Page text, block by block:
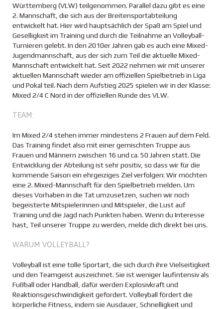
Württemberg (VLW) teilgenommen. Parallel dazu gibt es eine
2. Mannschaft, die sich aus der Breitensportabteilung
entwickelt hat. Hier wird hauptsächlich der Spaß am Spiel und
Geselligkeit im Training und durch die Teilnahme an Volleyball-
Turnieren gelebt. In den 2010er Jahren gab es auch eine Mixed-
Jugendmannschaft, aus der sich zum Teil die aktuelle Mixed-
Mannschaft entwickelt hat. Seit 2022 nehmen wir mit unserer
aktuellen Mannschaft wieder am offiziellen Spielbetrieb in Liga
und Pokal teil. Nach dem Aufstieg 2025 spielen wir in der Klasse:
Mixed 2/4 C Nord in der offiziellen Runde des VLW.
TEAM:
Im Mixed 2/4 stehen immer mindestens 2 Frauen auf dem Feld.
Das Training findet also mit einer gemischten Truppe aus
Frauen und Männern zwischen 16 und ca. 50 Jahren statt. Die
Entwicklung der Abteilung ist sehr positiv, so dass wir für die
kommende Saison ein ehrgeiziges Ziel verfolgen: Wir möchten
eine 2. Mixed-Mannschaft für den Spielbetrieb melden. Um
dieses Vorhaben in die Tat umzusetzen, suchen wir noch
begeisterte Mitspielerinnen und Mitspieler, die Lust auf
Training und die Jagd nach Punkten haben. Wenn du Interesse
hast, Teil unserer Truppe zu werden, melde dich direkt bei uns.
WARUM VOLLEYBALL?
Volleyball ist eine tolle Sportart, die sich durch ihre Vielseitigkeit
und den Teamgeist auszeichnet. Sie ist weniger laufintensiv als
Fußball oder Handball, dafür werden Explosivkraft und
Reaktionsgeschwindigkeit gefordert. Volleyball fördert die
körperliche Fitness, indem sie Ausdauer, Schnelligkeit und